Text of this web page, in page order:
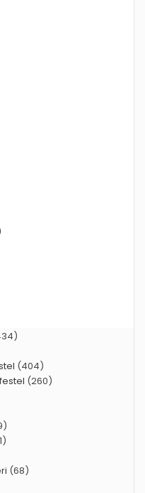
(404)
(260)
(68)